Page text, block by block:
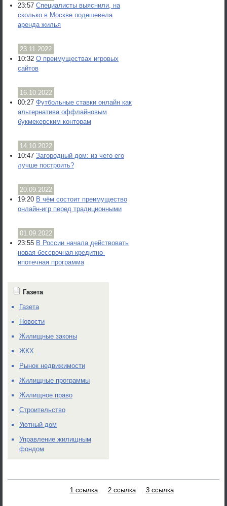
23:57 Специалисты выяснили, на
сколько в Москве подешевела
аренда жилья
23.11.2022
10:32 О преимуществах игровых
сайтов
16.10.2022
00:27 Футбольные ставки онлайн как
альтернатива оффлайновым
букмекерским конторам
14.10.2022
10:47 Загородный дом: из чего его
лучше построить?
20.09.2022
19:20 В чём состоит преимущество
онлайн-игр перед традиционными
01.09.2022
23:55 В России начала действовать
новая бессрочная кредитно-
ипотечная программа
Газета
Газета
Новости
Жилищные законы
ЖКХ
Рынок недвижимости
Жилищные программы
Жилищное право
Строительство
Уютный дом
Управление жилищным
фондом
1 ссылка 2 ссылка 3 ссылка